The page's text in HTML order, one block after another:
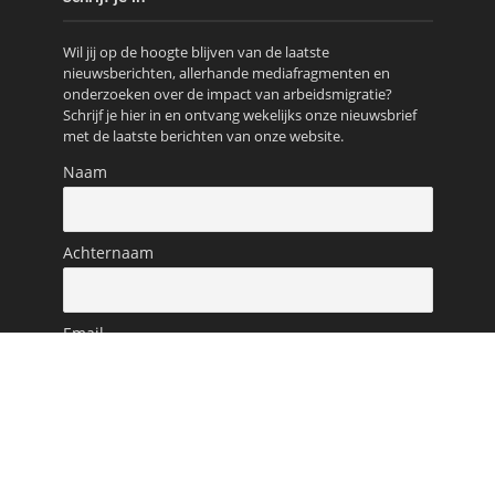
Wil jij op de hoogte blijven van de laatste
nieuwsberichten, allerhande mediafragmenten en
onderzoeken over de impact van arbeidsmigratie?
Schrijf je hier in en ontvang wekelijks onze nieuwsbrief
met de laatste berichten van onze website.
Naam
Achternaam
Email